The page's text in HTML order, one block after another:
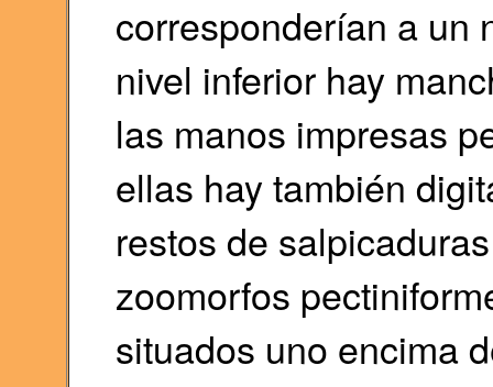
corresponderían a un
nivel inferior hay
las manos impresas
ellas hay también
restos de
zoomorfos
situados uno encima